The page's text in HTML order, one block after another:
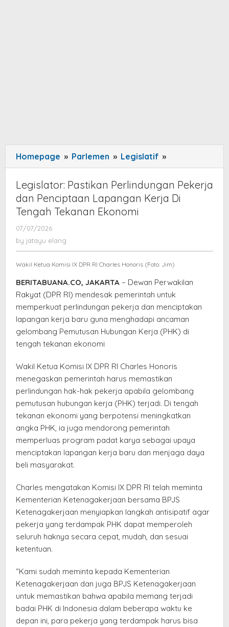
Homepage » Parlemen » Legislatif »
Pastikan
Perlindungan
Pekerja
Di
Tengah
Tekanan
Ekonomi
Legislator: Pastikan Perlindungan Pekerja
dan Penciptaan Lapangan Kerja Di
Tengah Tekanan Ekonomi
07/07/2026
jatayu
by jatayu elang
Wakil Ketua Komisi IX DPR RI Charles Honoris (Foto: Jim)
BERITABUANA.CO, JAKARTA – Dewan Perwakilan
Rakyat (DPR RI) mendesak pemerintah untuk
memperkuat perlindungan pekerja dan menciptakan
lapangan kerja baru guna menghadapi ancaman
gelombang Pemutusan Hubungan Kerja (PHK) di
tengah tekanan ekonomi
Wakil Ketua Komisi IX DPR RI Charles Honoris
menegaskan pemerintah harus memastikan
perlindungan hak-hak pekerja apabila gelombang
pemutusan hubungan kerja (PHK) terjadi. Di tengah
tekanan ekonomi yang berpotensi meningkatkan
angka PHK, ia juga mendorong pemerintah
memperluas program padat karya sebagai upaya
menciptakan lapangan kerja baru dan menjaga daya
beli masyarakat.
Charles mengatakan Komisi IX DPR RI telah meminta
Kementerian Ketenagakerjaan bersama BPJS
Ketenagakerjaan menyiapkan langkah antisipatif agar
pekerja yang terdampak PHK dapat memperoleh
seluruh haknya secara cepat, mudah, dan sesuai
ketentuan.
“Kami sudah meminta kepada Kementerian
Ketenagakerjaan dan juga BPJS Ketenagakerjaan
untuk memastikan bahwa apabila memang terjadi
badai PHK di Indonesia dalam beberapa waktu ke
depan ini, para pekerja yang terdampak harus bisa